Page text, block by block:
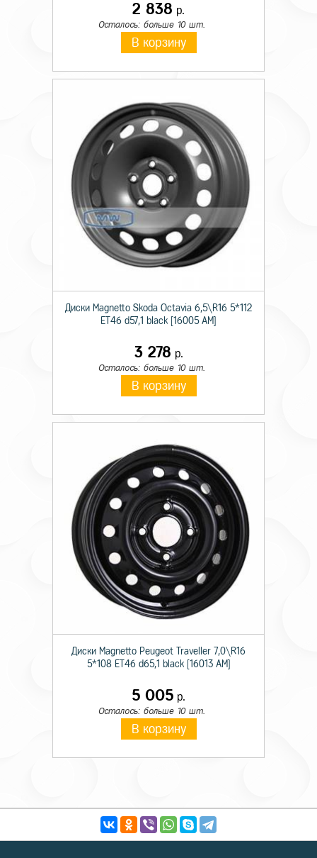
2 838 р.
Осталось: больше 10 шт.
В корзину
Диски Magnetto Skoda Octavia 6,5\R16 5*112
ET46 d57,1 black [16005 AM]
3 278 р.
Осталось: больше 10 шт.
В корзину
Диски Magnetto Peugeot Traveller 7,0\R16
5*108 ET46 d65,1 black [16013 AM]
5 005 р.
Осталось: больше 10 шт.
В корзину